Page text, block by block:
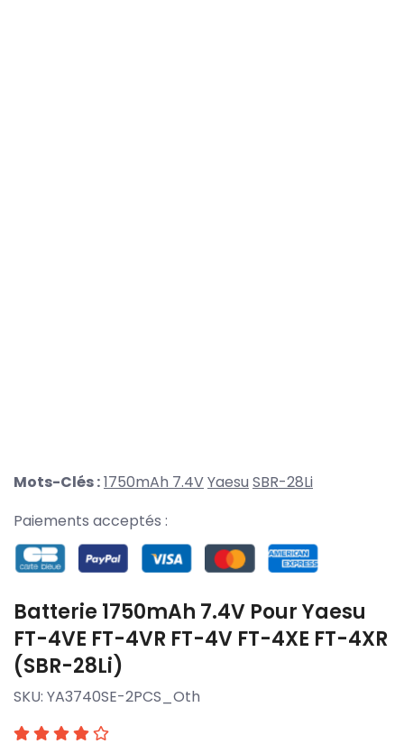
Mots-Clés :1750mAh 7.4VYaesu SBR-28Li
Paiements acceptés :
Batterie 1750mAh 7.4V Pour Yaesu
FT-4VE FT-4VR FT-4V FT-4XE FT-4XR
(SBR-28Li)
SKU: YA3740SE-2PCS_Oth